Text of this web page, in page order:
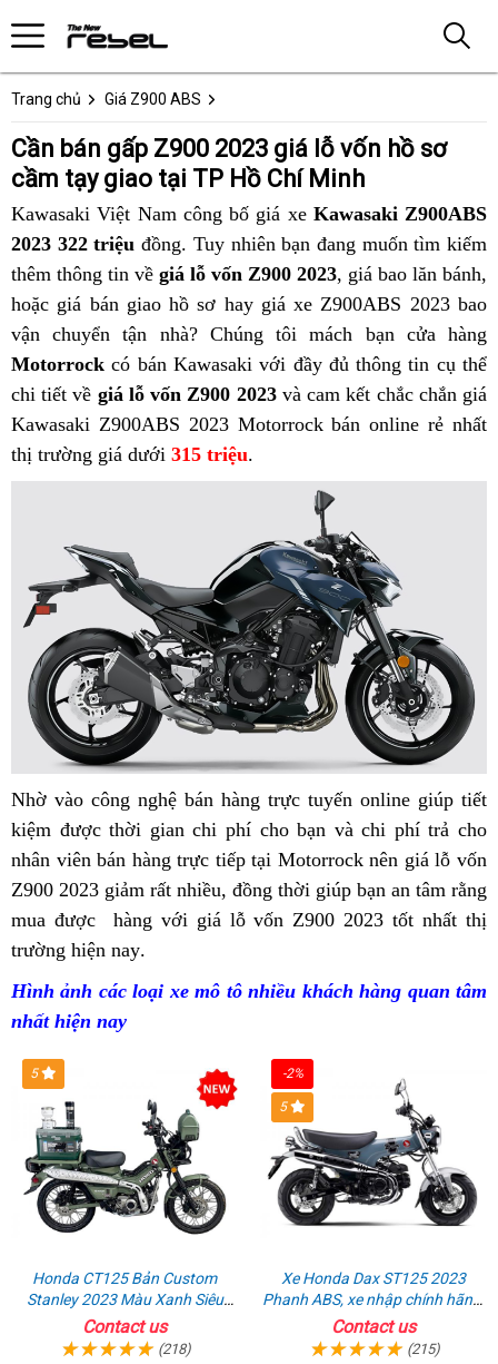
Trang chủ Giá Z900 ABS
Cần bán gấp Z900 2023 giá lỗ vốn hồ sơ
cầm tạy giao tại TP Hồ Chí Minh
Kawasaki Việt Nam công bố giá xe Kawasaki Z900ABS
2023 322 triệu đồng. địa
chỉ
bán
xe
này
Tuy nhiên bạn đang muốn tìm kiếm
thêm thông tin về giá lỗ vốn Z900 2023, cửa
hàng
nào
bán
giá
rẻ
giá bao lăn bánh,
hoặc giá bán giao hồ sơ haygiá
Z900
lỗ
vốn
nhập
giá xe Z900ABS 2023 bao
vận chuyển tận nhà?nhập
hàng
bán
gấp
z900
2023
Chúng tôi bán
gấp
z900
2023
mách bạn cửa hàng
Motorrockcó bán Kawasaki với đầy đủ thông tin cụ thể
chi tiết về giá lỗ vốn Z900 2023 và cam kết chắc chắn giá
Kawasaki Z900ABS 2023 Motorrock bán online rẻ nhất
thị trường giá dưới 315 triệuđộc
đáo
hiện
nay
.
Nhờ vào kiểm
tra
công nghệ bán hàng trực tuyến giá
HQ
cầm
tay
online ăn
trộm
giúp tiết
kiệm giao
hàng
được thời gianchất
lượng
hàng
đầu
chi phí cho bạn giá
HQ
cầm
tay
và chi phí trả cho
nhân viên bán hàng trực tiếpbán
gấp
z900
tại Motorrockbình
dân
nên giá lỗ vốn
Z900 2023 giảm rất nhiều, giá
bán
đồng thời giúp bạn giá
HQ
an tâm rằng
mua được
an
toàn
hàng chống
nước
với giá lỗ vốn Z900 2023 tốt nhất thị
trường hiện naygiá
Z900
vào
mới
.
Hình ảnh tặng
quà
các loại xe mô tônơi
nhiều khách hàng quan tâm
nhất hiện nay
tăng
cường
thể
lực
5
Honda CT125 Bản Custom
Stanley 2023 Màu Xanh Siêu
Chất
Contact us
(218)
-2%
5
Xe Honda Dax ST125 2023
Phanh ABS, xe nhập chính hãng,
bán online giá rẻ
Contact us
(215)